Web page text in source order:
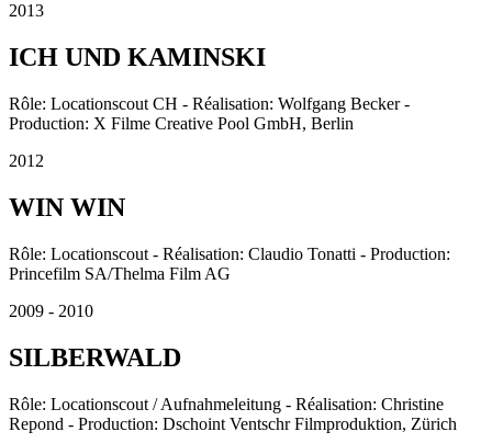
2013
ICH UND KAMINSKI
Rôle: Locationscout CH - Réalisation: Wolfgang Becker -
Production: X Filme Creative Pool GmbH, Berlin
2012
WIN WIN
Rôle: Locationscout - Réalisation: Claudio Tonatti - Production:
Princefilm SA/Thelma Film AG
2009 - 2010
SILBERWALD
Rôle: Locationscout / Aufnahmeleitung - Réalisation: Christine
Repond - Production: Dschoint Ventschr Filmproduktion, Zürich